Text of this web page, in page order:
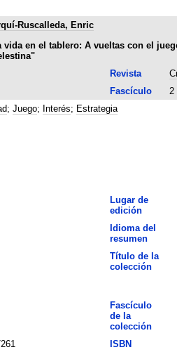
Ruscalleda, Enric
vida en el tablero: A vueltas con el
Revista
Fascículo
2
; Juego; Interés; Estrategia
Lugar de
edición
Idioma del
resumen
Título de la
colección
Fascículo
de la
colección
ISBN